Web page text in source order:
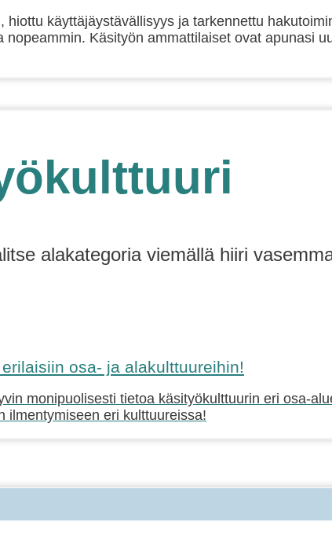
hiottu käyttäjäystävällisyys ja tarkennettu
nopeammin. Käsityön ammattilaiset ovat apunasi
alakategoria viemällä hiiri
osa- ja alakulttuureihin!
monipuolisesti tietoa käsityökulttuurin eri osa-
ilmentymiseen eri kulttuureissa!